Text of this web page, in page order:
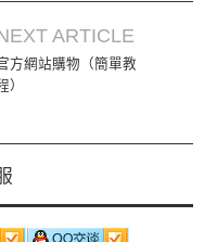
ARTICLE
方網站購物（簡單教
）